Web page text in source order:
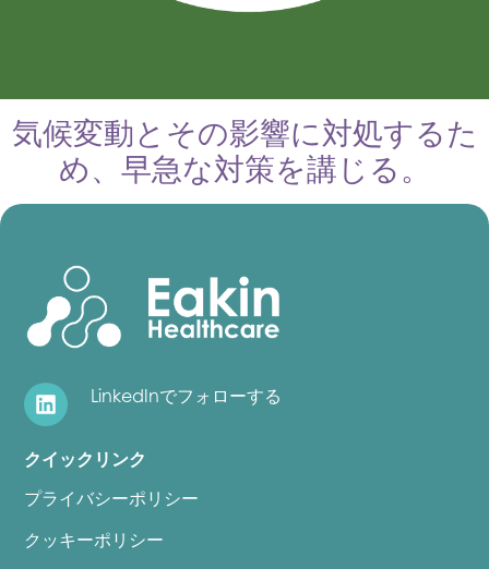
気候変動とその影響に対処するた
め、早急な対策を講じる。
LinkedInでフォローする
クイックリンク
プライバシーポリシー
クッキーポリシー